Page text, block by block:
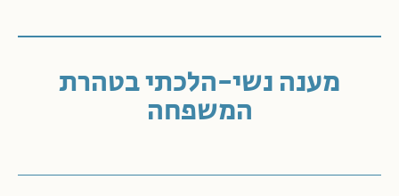
מענה נשי-הלכתי בטהרת
המשפחה